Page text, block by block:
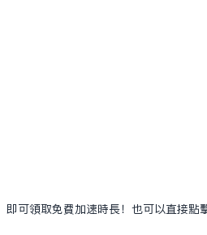
可领取免费加速时长！也可以直接点击